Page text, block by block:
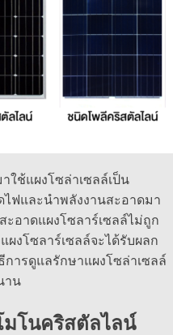
ใช้แผงโซล่าเซลล์เป็น
ไฟและนำพลังงานสะอาดมา
อาดแผงโซลาร์เซลล์ไม่ถูก
งโซลาร์เซลล์จะได้รับผลก
ารดูแลรักษาแผงโซล่าเซลล์
าน
มโนคริสตัลไลน์